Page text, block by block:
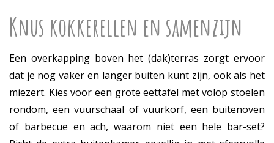
Knus kokkerellen en samenzijn
Een overkapping boven het (dak)terras zorgt ervoor
dat je nog vaker en langer buiten kunt zijn, ook als het
miezert. Kies voor een grote eettafel met volop stoelen
rondom, een vuurschaal of vuurkorf, een buitenoven
of barbecue en ach, waarom niet een hele bar-set?